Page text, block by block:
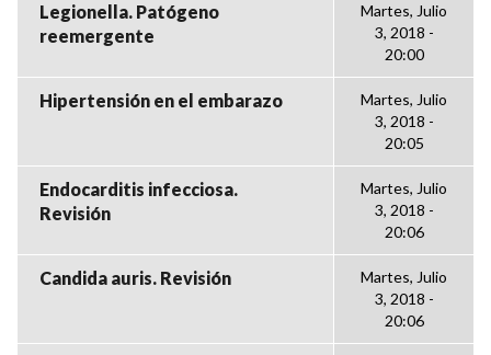
Legionella. Patógeno
reemergente
Martes, Julio
3, 2018 -
20:00
Hipertensión en el embarazo
Martes, Julio
3, 2018 -
20:05
Endocarditis infecciosa.
Revisión
Martes, Julio
3, 2018 -
20:06
Candida auris. Revisión
Martes, Julio
3, 2018 -
20:06